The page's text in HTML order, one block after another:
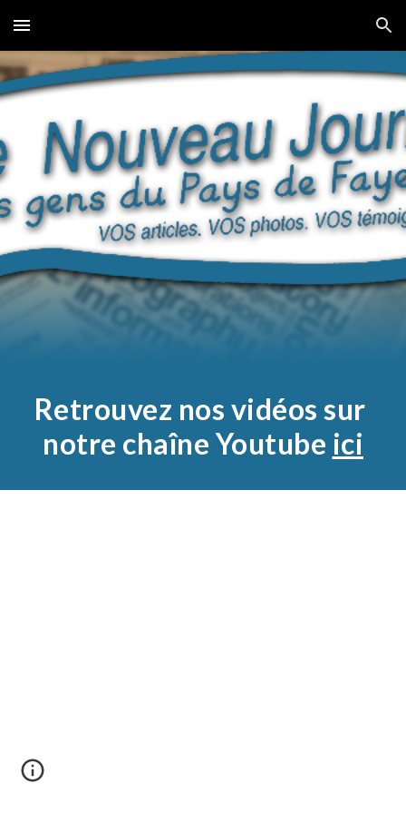
Skip to main content Skip to navigation
Retrouvez nos vidéos sur
notre chaîne Youtube ici